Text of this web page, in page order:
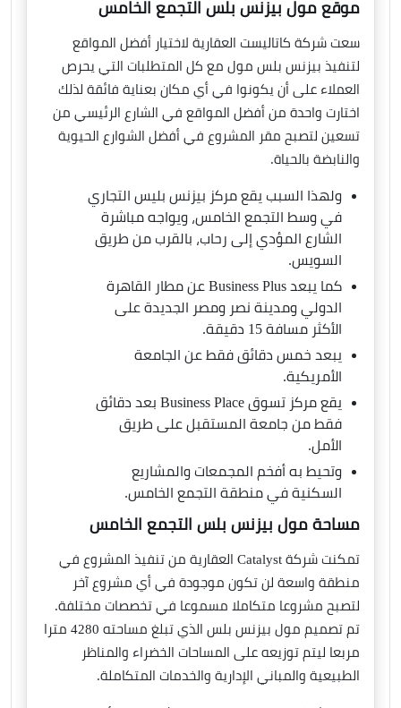
موقع مول بيزنس بلس التجمع الخامس
سعت شركة كاتاليست العقارية لاختيار أفضل المواقع
لتنفيذ بيزنس بلس مول مع كل المتطلبات التي يحرص
العملاء على أن يكونوا في أي مكان بعناية فائقة لذلك
اختارت واحدة من أفضل المواقع في الشارع الرئيسي من
تسعين لتصبح مقر المشروع في أفضل الشوارع الحيوية
والنابضة بالحياة.
ولهذا السبب يقع مركز بيزنس بليس التجاري
في وسط التجمع الخامس، ويواجه مباشرة
الشارع المؤدي إلى رحاب، بالقرب من طريق
السويس.
كما يبعد Business Plus عن مطار القاهرة
الدولي ومدينة نصر ومصر الجديدة على
الأكثر مسافة 15 دقيقة.
يبعد خمس دقائق فقط عن الجامعة
الأمريكية.
يقع مركز تسوق Business Place بعد دقائق
فقط من جامعة المستقبل على طريق
الأمل.
وتحيط به أفخم المجمعات والمشاريع
السكنية في منطقة التجمع الخامس.
مساحة مول بيزنس بلس التجمع الخامس
تمكنت شركة Catalyst العقارية من تنفيذ المشروع في
منطقة واسعة لن تكون موجودة في أي مشروع آخر
لتصبح مشروعا متكاملا مسموعا في تخصصات مختلفة.
تم تصميم مول بيزنس بلس الذي تبلغ مساحته 4280 مترا
مربعا ليتم توزيعه على المساحات الخضراء والمناظر
الطبيعية والمباني الإدارية والخدمات المتكاملة.